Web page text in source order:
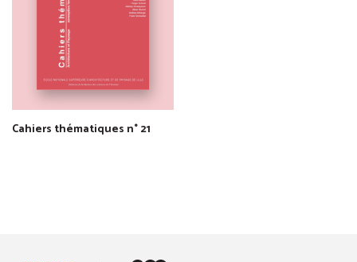
Cahiers thématiques n° 21